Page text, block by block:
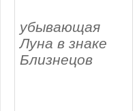
убывающая
Луна в знаке
Близнецов